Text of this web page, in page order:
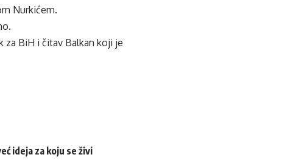
Nurkićem.
BiH i čitav Balkan koji je
ideja za koju se živi